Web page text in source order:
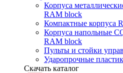
Корпуса
RAM block
Компактные корпуса
Корпуса напольные
RAM block
Пульты и стойки
Ударопрочные
Скачать каталог